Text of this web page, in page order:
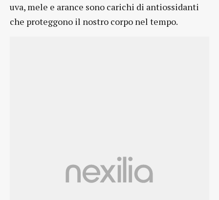
uva, mele e arance sono carichi di antiossidanti
che proteggono il nostro corpo nel tempo.